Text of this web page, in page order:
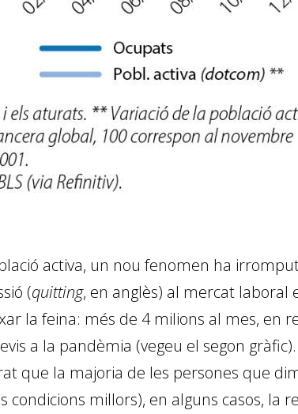
activa, un nou fenomen ha
(quitting, en anglès) al mercat laboral
la feina: més de 4 mi­­lions al mes, en
a la pandèmia (vegeu el segon
que la majoria de les persones que
millors), en alguns casos, la